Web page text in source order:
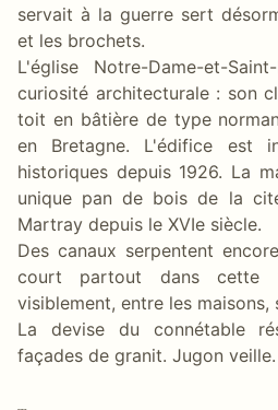
servait à la guerre sert
et les brochets.
L'église Notre-Dame-et-
curiosité architecturale : son
toit en bâtière de type
en Bretagne. L'édifice est
historiques depuis 1926. La
unique pan de bois de la
Martray depuis le XVIe siècle.
Des canaux serpentent
court partout dans cette
visiblement, entre les maisons,
La devise du connétable
façades de granit. Jugon veille.